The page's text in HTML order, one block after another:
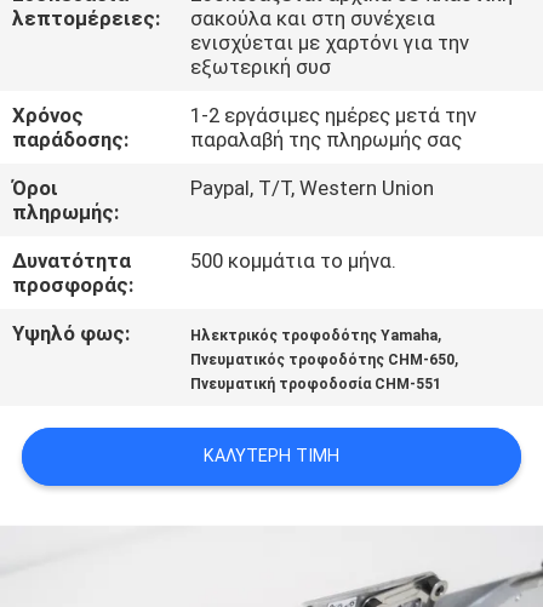
ΕΠΙΚΟΙΝΩΝΉΣΤΕ
ΜΑΣ
ΝΈΑ
SHOPPING
ON
LINE
ΧΆΡΤΗΣ
ΙΣΤΟΣΕΛΊΔΑΣ
λεπτομέρειες:
σακούλα και στη συνέχεια
ενισχύεται με χαρτόνι για την
εξωτερική συσ
Χρόνος
παράδοσης:
1-2 εργάσιμες ημέρες μετά την
παραλαβή της πληρωμής σας
Όροι
πληρωμής:
Paypal, T/T, Western Union
Δυνατότητα
προσφοράς:
500 κομμάτια το μήνα.
Υψηλό φως: Ηλεκτρικός τροφοδότης Yamaha,
Πνευματικός τροφοδότης CHM-650,
Πνευματική τροφοδοσία CHM-551
ΚΑΛΎΤΕΡΗ ΤΙΜΉ